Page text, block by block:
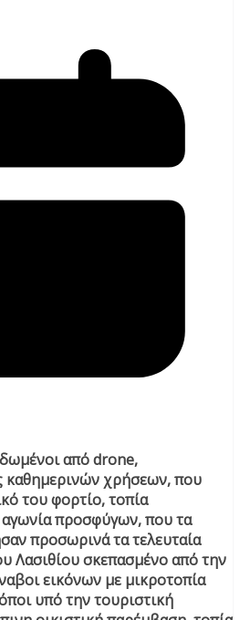
από drone,
χρήσεων, που
του φορτίο, τοπία
προσφύγων, που τα
προσωρινά τα τελευταία
Λασιθίου σκεπασμένο από την
εικόνων με μικροτοπία
υπό την τουριστική